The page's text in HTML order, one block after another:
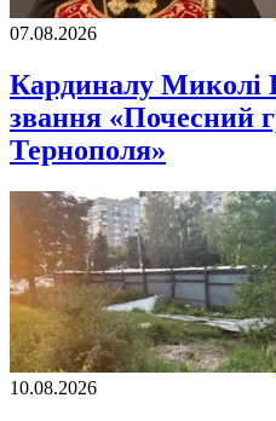
07.08.2026
Кардиналу Миколі
звання «Почесний
Тернополя»
10.08.2026